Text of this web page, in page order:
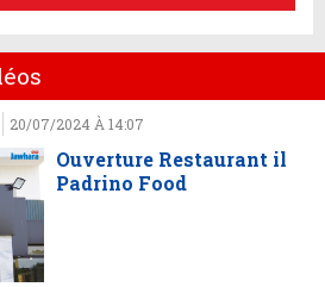
20/07/2024 À 14:07
Ouverture Restaurant il
Padrino Food